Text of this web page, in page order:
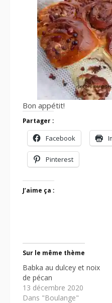
Bon appétit!
Partager :
Facebook
Pinterest
J’aime ça :
Sur le même thème
Babka au dulcey et noix
de pécan
13 décembre 2020
Dans "Boulange"